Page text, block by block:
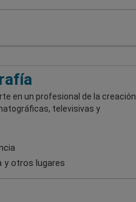
en un profesional de la creación
televisivas y
y otros lugares